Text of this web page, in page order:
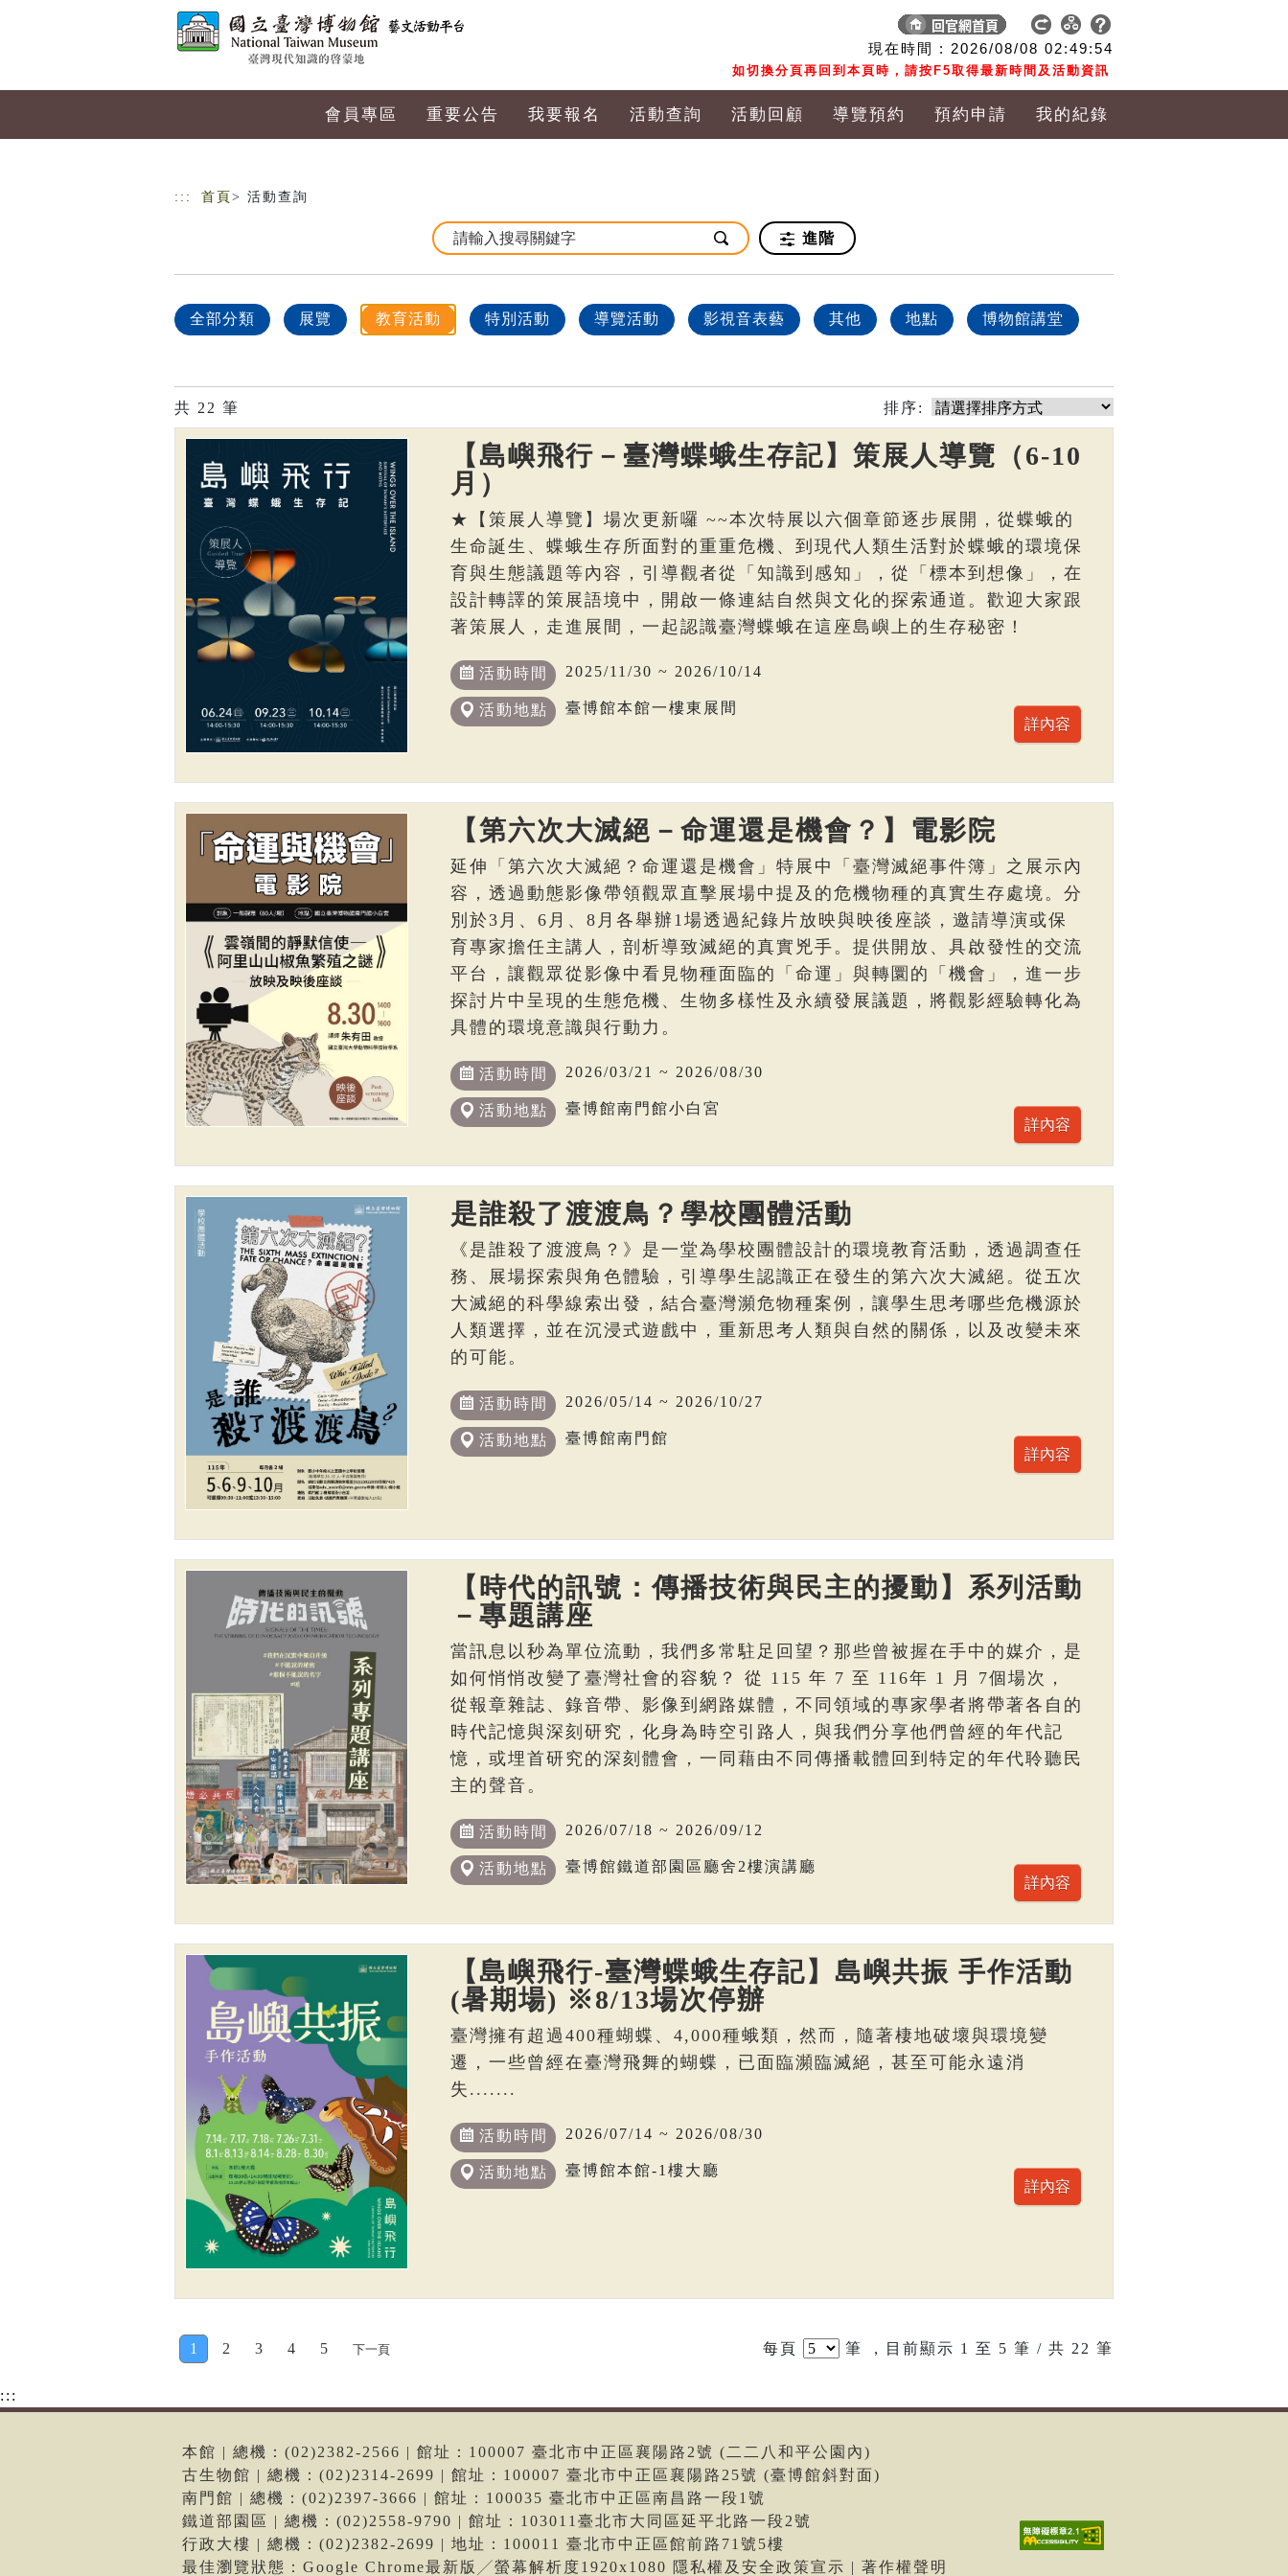
現在時間 : 2026/08/08 02:49:55
如切換分頁再回到本頁時，請按F5取得最新時間及活動資訊
會員專區 重要公告 我要報名 活動查詢 活動回顧 導覽預約 預約申請 我的紀錄
::: 首頁 > 活動查詢
進階
全部分類 展覽 教育活動 特別活動 導覽活動 影視音表藝 其他 地點 博物館講堂
共 22 筆 排序:
【島嶼飛行－臺灣蝶蛾生存記】策展人導覽（6-10
月）
★【策展人導覽】場次更新囉 ~~本次特展以六個章節逐步展開，從蝶蛾的
生命誕生、蝶蛾生存所面對的重重危機、到現代人類生活對於蝶蛾的環境保
育與生態議題等內容，引導觀者從「知識到感知」，從「標本到想像」，在
設計轉譯的策展語境中，開啟一條連結自然與文化的探索通道。歡迎大家跟
著策展人，走進展間，一起認識臺灣蝶蛾在這座島嶼上的生存秘密！
活動時間 2025/11/30 ~ 2026/10/14
活動地點 臺博館本館一樓東展間
【第六次大滅絕－命運還是機會？】電影院
延伸「第六次大滅絕？命運還是機會」特展中「臺灣滅絕事件簿」之展示內
容，透過動態影像帶領觀眾直擊展場中提及的危機物種的真實生存處境。分
別於3月、6月、8月各舉辦1場透過紀錄片放映與映後座談，邀請導演或保
育專家擔任主講人，剖析導致滅絕的真實兇手。提供開放、具啟發性的交流
平台，讓觀眾從影像中看見物種面臨的「命運」與轉圜的「機會」，進一步
探討片中呈現的生態危機、生物多樣性及永續發展議題，將觀影經驗轉化為
具體的環境意識與行動力。
活動時間 2026/03/21 ~ 2026/08/30
活動地點 臺博館南門館小白宮
是誰殺了渡渡鳥？學校團體活動
《是誰殺了渡渡鳥？》是一堂為學校團體設計的環境教育活動，透過調查任
務、展場探索與角色體驗，引導學生認識正在發生的第六次大滅絕。從五次
大滅絕的科學線索出發，結合臺灣瀕危物種案例，讓學生思考哪些危機源於
人類選擇，並在沉浸式遊戲中，重新思考人類與自然的關係，以及改變未來
的可能。
活動時間 2026/05/14 ~ 2026/10/27
活動地點 臺博館南門館
【時代的訊號：傳播技術與民主的擾動】系列活動
－專題講座
當訊息以秒為單位流動，我們多常駐足回望？那些曾被握在手中的媒介，是
如何悄悄改變了臺灣社會的容貌？ 從 115 年 7 至 116年 1 月 7個場次，
從報章雜誌、錄音帶、影像到網路媒體，不同領域的專家學者將帶著各自的
時代記憶與深刻研究，化身為時空引路人，與我們分享他們曾經的年代記
憶，或埋首研究的深刻體會，一同藉由不同傳播載體回到特定的年代聆聽民
主的聲音。
活動時間 2026/07/18 ~ 2026/09/12
活動地點 臺博館鐵道部園區廳舍2樓演講廳
【島嶼飛行-臺灣蝶蛾生存記】島嶼共振 手作活動
(暑期場) ※8/13場次停辦
臺灣擁有超過400種蝴蝶、4,000種蛾類，然而，隨著棲地破壞與環境變
遷，一些曾經在臺灣飛舞的蝴蝶，已面臨瀕臨滅絕，甚至可能永遠消
失.......
活動時間 2026/07/14 ~ 2026/08/30
活動地點 臺博館本館-1樓大廳
1 2 3 4 5 下一頁 每頁 筆 ，目前顯示 1 至 5 筆 / 共 22 筆
:::
本館 | 總機：(02)2382-2566 | 館址：100007 臺北市中正區襄陽路2號 (二二八和平公園內)
古生物館 | 總機：(02)2314-2699 | 館址：100007 臺北市中正區襄陽路25號 (臺博館斜對面)
南門館 | 總機：(02)2397-3666 | 館址：100035 臺北市中正區南昌路一段1號
鐵道部園區 | 總機：(02)2558-9790 | 館址：103011臺北市大同區延平北路一段2號
行政大樓 | 總機：(02)2382-2699 | 地址：100011 臺北市中正區館前路71號5樓
最佳瀏覽狀態：Google Chrome最新版╱螢幕解析度1920x1080 隱私權及安全政策宣示 | 著作權聲明